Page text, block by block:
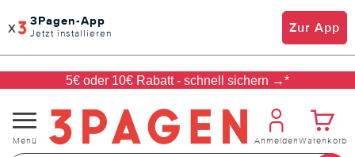
x 3Pagen-App
Jetzt installieren Zur App
5€ oder 10€ Rabatt - schnell sichern →*
Navigation
umschalten
Menü AnmeldenWarenkorb